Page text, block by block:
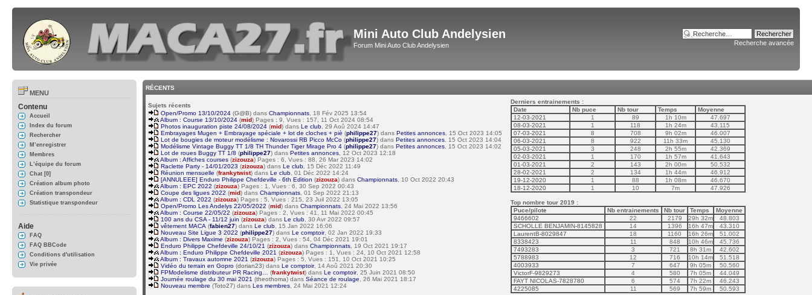
Mini Auto Club Andelysien
Forum Mini Auto Club Andelysien Recherche avancée
MENU
Contenu
Accueil
Index du forum
Rechercher
M’enregistrer
Membres
L’équipe du forum
Chat [0]
Création album photo
Création transpondeur
Statistique transpondeur
Aide
FAQ
FAQ BBCode
Conditions d'utilisation
Vie privée
RÉCENTS
Sujets récents
Open/Promo 13/10/2024 (G@B) dans Championnats , 18 Fév 2025 13:54
Album : Course 13/10/2024 (mid) Pages : 9, Vues : 157, 11 Oct 2024 08:54
Photos inauguration piste 24/08/2024 (mid) dans Le club , 29 Aoû 2024 14:47
Embrayages Mugen + Embrayage spéciale + lot de cloches + piè (philippe27) dans Petites annonces , 15 Oct 2023 14:05
Lot de bougies de moteur modélisme : Novarossi RB Picco McCo (philippe27) dans Petites annonces , 15 Oct 2023 14:04
Modélisme Vintage Buggy TT 1/8 TH Thunder Tiger Mirage Pro 4 (philippe27) dans Petites annonces , 15 Oct 2023 14:02
Lot de roues Buggy TT 1/8 (philippe27) dans Petites annonces , 12 Oct 2023 12:18
Album : Affiches courses (zizouza) Pages : 6, Vues : 88, 26 Mar 2023 14:02
Raclette Party - 14/01/2023 (zizouza) dans Le club , 15 Déc 2022 11:49
Réunion mensuelle (frankytwist) dans Le club , 01 Déc 2022 14:24
[ANNULEEE] Enduro Philippe Chefdeville - 6th Edition (zizouza) dans Championnats , 10 Oct 2022 20:43
Album : EPC 2022 (zizouza) Pages : 1, Vues : 6, 30 Sep 2022 00:43
Coupe des ligues 2022 (mid) dans Championnats , 01 Sep 2022 21:13
Album : CDL 2022 (zizouza) Pages : 5, Vues : 215, 23 Juil 2022 13:05
Open/Promo Les Andelys 22/05/2022 (mid) dans Championnats , 24 Mai 2022 13:56
Album : Course 22/05/22 (zizouza) Pages : 2, Vues : 41, 11 Mai 2022 00:45
100 ans du CSA - 11/12 juin (zizouza) dans Le club , 30 Avr 2022 09:57
vêtement MACA (fabien27) dans Le club , 15 Jan 2022 16:06
Nouveau Site Ligue 3 2022 (philippe27) dans Le comptoir, 02 Jan 2022 19:33
Album : Divers Maxime (zizouza) Pages : 2, Vues : 54, 04 Déc 2021 19:01
Enduro Philippe Chefdeville 24/10/21 (zizouza) dans Championnats , 19 Oct 2021 19:17
Album : Enduro Philippe Chefdeville 2021 (zizouza) Pages : 1, Vues : 24, 10 Oct 2021 12:58
Album : Travaux automne 2021 (zizouza) Pages : 5, Vues : 151, 10 Oct 2021 10:25
Vidéo du terrain en Gopro (dorian23) dans Le comptoir, 14 Aoû 2021 20:30
FPModelisme distributeur PR Racing…
(frankytwist) dans Le comptoir, 25 Juin 2021 08:50
Journée roulage du 30 mai 2021 (theothoma) dans Séance de roulage , 26 Mai 2021 18:17
Nouveau membre (Toto27) dans Les membres , 24 Mai 2021 12:24
Derniers entrainements :
Date
Nb puce Nb tour Temps
Moyenne
12-03-2021
1 89 1h 10m
47.697
08-03-2021
1 118 1h 24m
43.115
07-03-2021
8 708 9h 02m
46.007
06-03-2021
8 922 11h 33m
45.130
05-03-2021
3 248 2h 55m
42.369
02-03-2021
1 170 1h 57m
41.643
01-03-2021
2 143 2h 00m
50.532
28-02-2021
2 134 1h 44m
46.912
19-12-2020
1 88 1h 08m
46.670
18-12-2020
1 10 7m 47.926
Top nombre tour 2019 :
Puce/pilote
Nb entrainements Nb tour Temps
Moyenne
9466602
22 2179 29h 32m
48.803
SCHOLLE BENJAMIN-8145828
14 1396 16h 47m
43.310
LaurentB-8029847
18 1160 16h 26m
51.002
8338423
11 848 10h 46m
45.736
7493283
3 721 8h 31m
42.602
5788983
12 716 10h 14m
51.518
4003933
7 647 9h 05m
50.560
VictorF-9829273
4 580 7h 05m
44.049
FAYT NICOLAS-7828780
6 574 7h 22m
46.243
4225085
11 569 7h 59m 50.593